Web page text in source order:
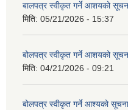
बालपत्र स्वीकृत गर्ने आशयको
मिति: 05/21/2026 - 15:37
बोलपत्र स्वीकृत गर्ने आशयको
मिति: 04/21/2026 - 09:21
बोलपत्र स्वीकृत गर्ने आश्यको